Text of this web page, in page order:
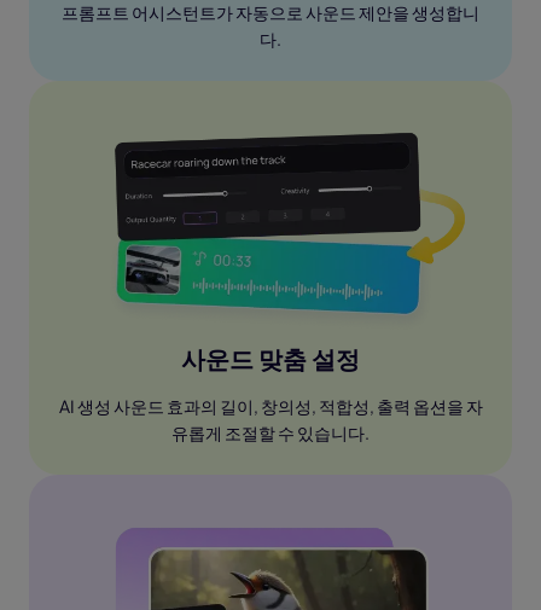
프롬프트 어시스턴트가 자동으로 사운드 제안을 생성합니
다.
사운드 맞춤 설정
AI 생성 사운드 효과의 길이, 창의성, 적합성, 출력 옵션을 자
유롭게 조절할 수 있습니다.